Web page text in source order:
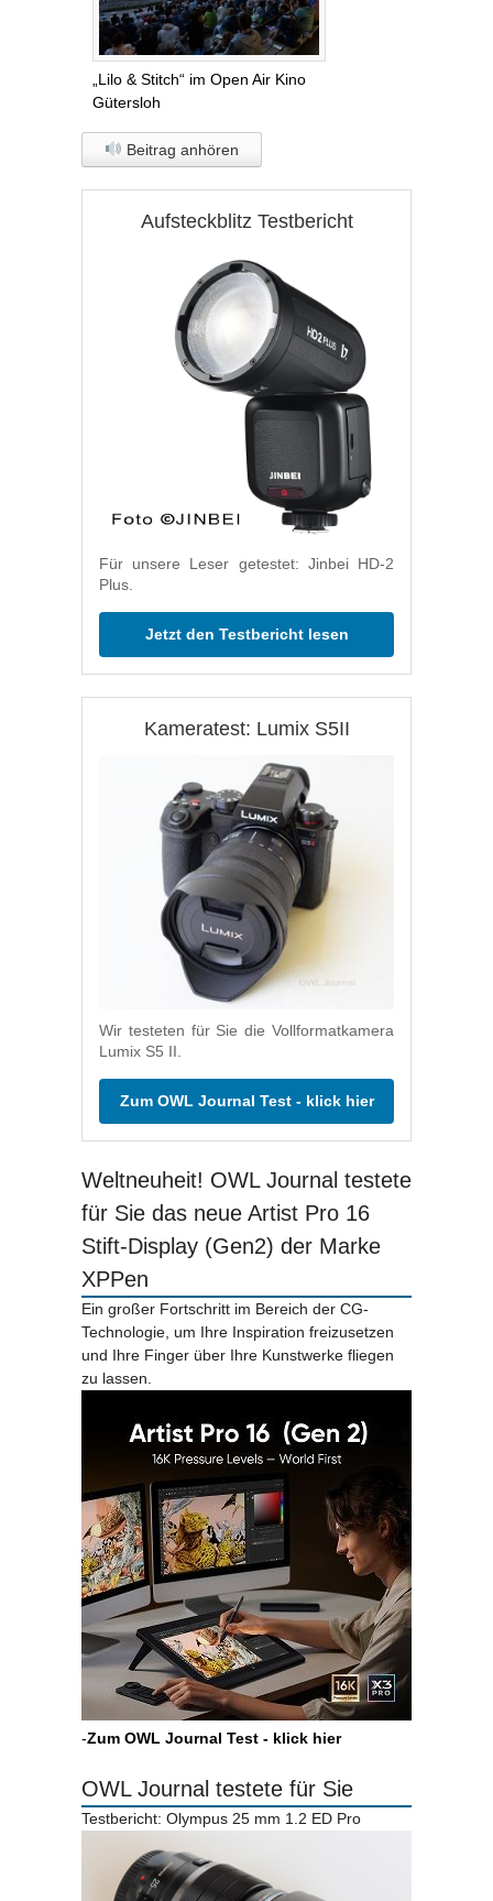
„Lilo & Stitch“ im Open Air Kino
Gütersloh
Beitrag anhören
Aufsteckblitz Testbericht
Für unsere Leser getestet: Jinbei HD-2
Plus.
Jetzt den Testbericht lesen
Kameratest: Lumix S5II
Wir testeten für Sie die Vollformatkamera
Lumix S5 II.
Zum OWL Journal Test - klick hier
Weltneuheit! OWL Journal testete
für Sie das neue Artist Pro 16
Stift-Display (Gen2) der Marke
XPPen
Ein großer Fortschritt im Bereich der CG-
Technologie, um Ihre Inspiration freizusetzen
und Ihre Finger über Ihre Kunstwerke fliegen
zu lassen.
-Zum OWL Journal Test - klick hier
OWL Journal testete für Sie
Testbericht: Olympus 25 mm 1.2 ED Pro